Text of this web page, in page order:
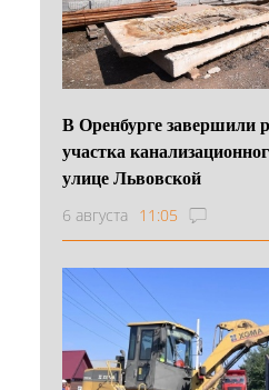
В Оренбурге завершили
участка
улице Львовской
6 августа 11:05